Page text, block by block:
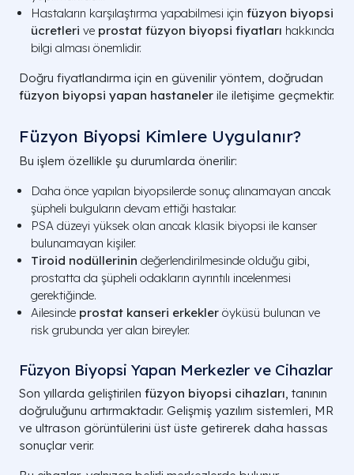
Hastaların karşılaştırma yapabilmesi için füzyon biyopsi
ücretleri ve prostat füzyon biyopsi fiyatları hakkında
bilgi alması önemlidir.
Doğru fiyatlandırma için en güvenilir yöntem, doğrudan
füzyon biyopsi yapan hastaneler ile iletişime geçmektir.
Füzyon Biyopsi Kimlere Uygulanır?
Bu işlem özellikle şu durumlarda önerilir:
Daha önce yapılan biyopsilerde sonuç alınamayan ancak
şüpheli bulguların devam ettiği hastalar.
PSA düzeyi yüksek olan ancak klasik biyopsi ile kanser
bulunamayan kişiler.
Tiroid nodüllerinin değerlendirilmesinde olduğu gibi,
prostatta da şüpheli odakların ayrıntılı incelenmesi
gerektiğinde.
Ailesinde prostat kanseri erkekler öyküsü bulunan ve
risk grubunda yer alan bireyler.
Füzyon Biyopsi Yapan Merkezler ve Cihazlar
Son yıllarda geliştirilen füzyon biyopsi cihazları, tanının
doğruluğunu artırmaktadır. Gelişmiş yazılım sistemleri, MR
ve ultrason görüntülerini üst üste getirerek daha hassas
sonuçlar verir.